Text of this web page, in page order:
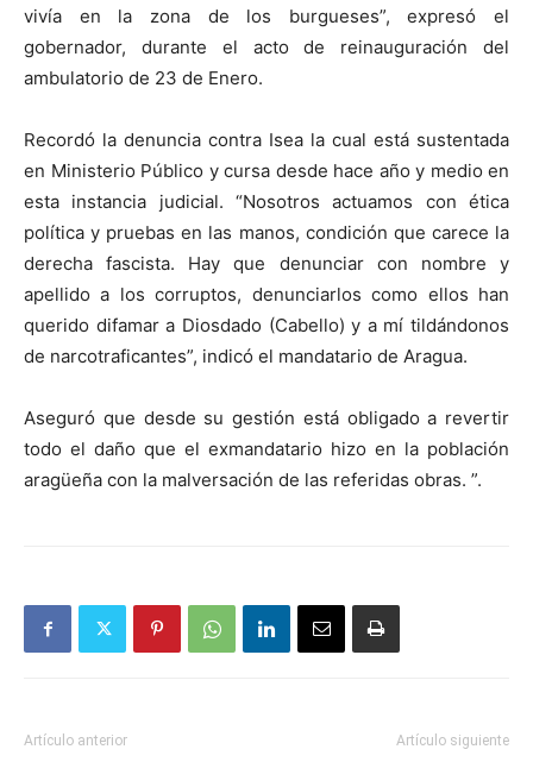
vivía en la zona de los burgueses”, expresó el
gobernador, durante el acto de reinauguración del
ambulatorio de 23 de Enero.
Recordó la denuncia contra Isea la cual está sustentada
en Ministerio Público y cursa desde hace año y medio en
esta instancia judicial. “Nosotros actuamos con ética
política y pruebas en las manos, condición que carece la
derecha fascista. Hay que denunciar con nombre y
apellido a los corruptos, denunciarlos como ellos han
querido difamar a Diosdado (Cabello) y a mí tildándonos
de narcotraficantes”, indicó el mandatario de Aragua.
Aseguró que desde su gestión está obligado a revertir
todo el daño que el exmandatario hizo en la población
aragüeña con la malversación de las referidas obras. ”.
Artículo anterior Artículo siguiente